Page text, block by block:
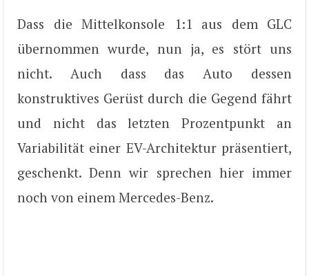
Dass die Mittelkonsole 1:1 aus dem GLC
übernommen wurde, nun ja, es stört uns
nicht. Auch dass das Auto dessen
konstruktives Gerüst durch die Gegend fährt
und nicht das letzten Prozentpunkt an
Variabilität einer EV-Architektur präsentiert,
geschenkt. Denn wir sprechen hier immer
noch von einem Mercedes-Benz.